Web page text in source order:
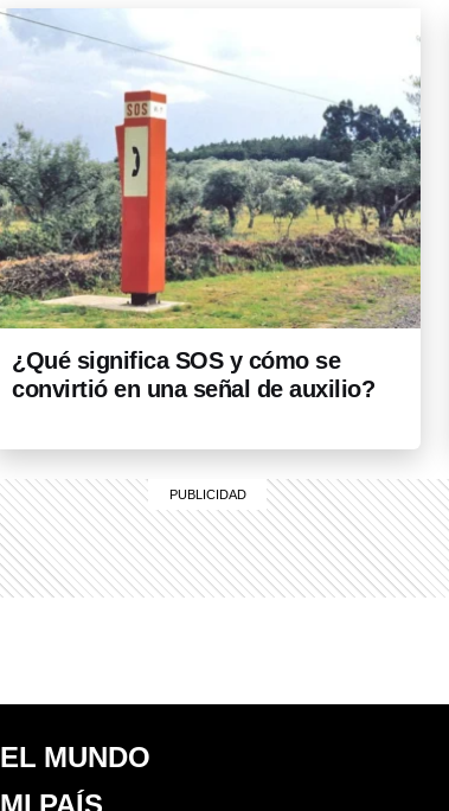
¿Qué significa SOS y cómo se
convirtió en una señal de auxilio?
EL MUNDO
MI PAÍS